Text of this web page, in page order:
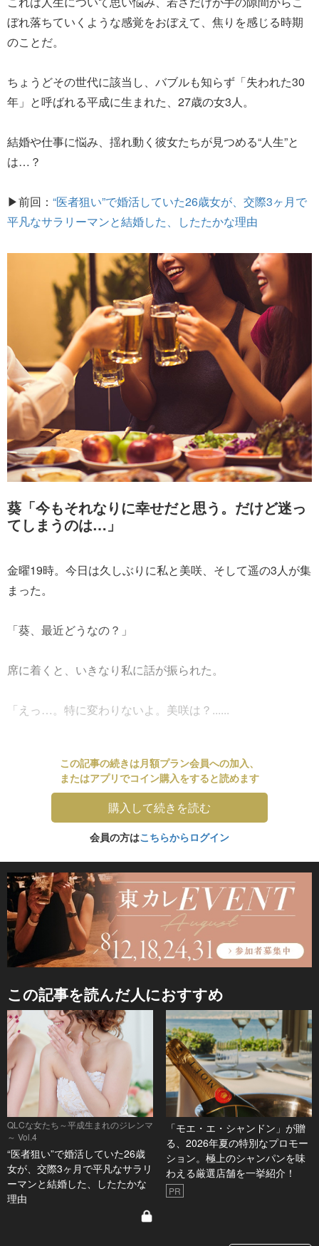
ぼれ落ちていくような感覚をおぼえて、焦りを感じる時期
のことだ。
ちょうどその世代に該当し、バブルも知らず「失われた30
年」と呼ばれる平成に生まれた、27歳の女3人。
結婚や仕事に悩み、揺れ動く彼女たちが見つめる“人生”と
は…？
▶︎前回： “医者狙い”で婚活していた26歳女が、交際3ヶ月で
平凡なサラリーマンと結婚した、したたかな理由
葵「今もそれなりに幸せだと思う。だけど迷っ
てしまうのは…」
金曜19時。今日は久しぶりに私と美咲、そして遥の3人が集
まった。
「葵、最近どうなの？」
席に着くと、いきなり私に話が振られた。
「えっ…。特に変わりないよ。美咲は？......
この記事の続きは月額プラン会員への加入、
またはアプリでコイン購入をすると読めます
購入して続きを読む
会員の方はこちらからログイン
この記事を読んだ人におすすめ
QLCな女たち～平成生まれのジレンマ
～ Vol.4
“医者狙い”で婚活していた26歳
女が、交際3ヶ月で平凡なサラリ
ーマンと結婚した、したたかな
理由
「モエ・エ・シャンドン」が贈
る、2026年夏の特別なプロモー
ション。極上のシャンパンを味
わえる厳選店舗を一挙紹介！
PR